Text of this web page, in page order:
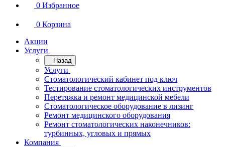
0 Избранное
0 Корзина
Акции
Услуги
Назад
Услуги
Стоматологический кабинет под ключ
Тестирование стоматологических инструментов
Перетяжка и ремонт медицинской мебели
Стоматологическое оборудование в лизинг
Ремонт медицинского оборудования
Ремонт стоматологических наконечников:
турбинных, угловых и прямых
Компания